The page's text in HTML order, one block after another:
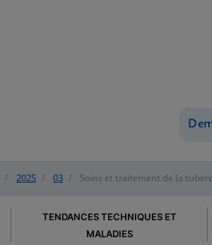
/ 2025 / 03 / Soins et traitement de la
TENDANCES TECHNIQUES ET
MALADIES